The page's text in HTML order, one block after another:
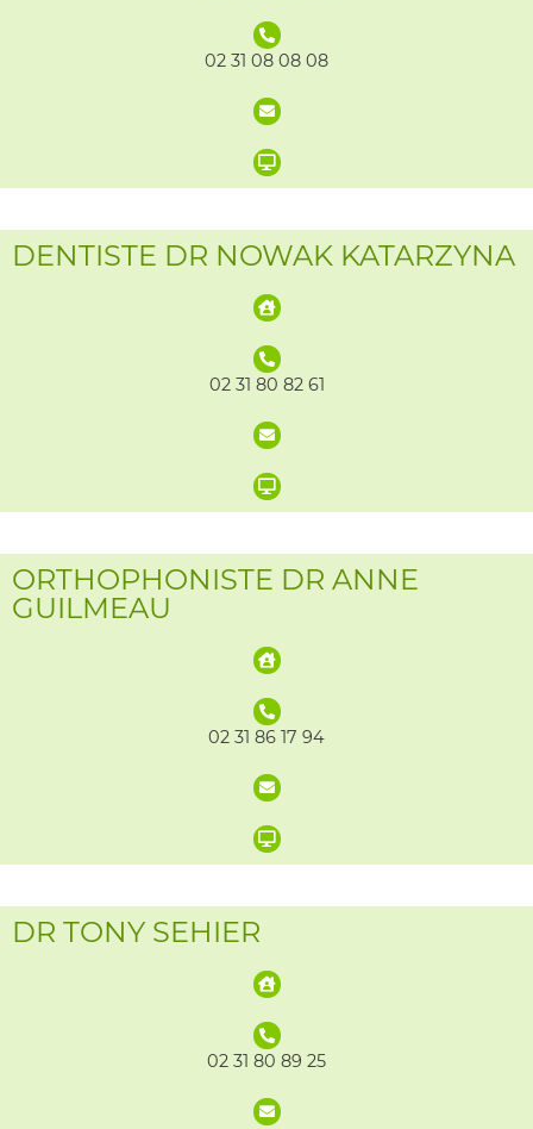
02 31 08 08 08
DENTISTE DR NOWAK KATARZYNA
02 31 80 82 61
ORTHOPHONISTE DR ANNE
GUILMEAU
02 31 86 17 94
DR TONY SEHIER
02 31 80 89 25